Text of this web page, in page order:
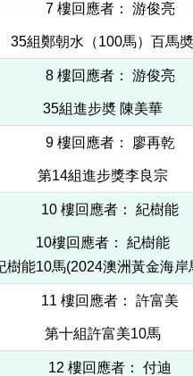
7 樓回應者： 游俊亮
35組鄭朝水（100馬）百馬奬
8 樓回應者： 游俊亮
35組進步奬 陳美華
9 樓回應者： 廖再乾
第14組進步獎李良宗
10 樓回應者： 紀樹能
10樓回應者： 紀樹能
樹能10馬(2024澳洲黃金海岸
11 樓回應者： 許富美
第十組許富美10馬
12 樓回應者： 付迪